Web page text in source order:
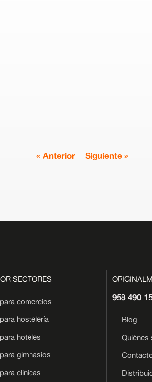
« Anterior Siguiente »
SECTORES
comercios
hostelería
hoteles
gimnasios
clínicas
958 490
Blog
Quiénes
Contacto